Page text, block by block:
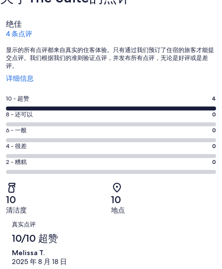
点
评
绝佳
4 条点评
显示的所有点评都来自真实的住客体验。只有通过我们预订了住宿的旅客才能提
交点评。我们根据我们的准则验证点评，并发布所有点评，无论是好评或是差
评。
详细信息
在
窗
口
中
打
开
10
分
-
超
赞。
4
条
好
评，
共
有
条
点
评
10 - 超赞 4
8
分
-
还
可
以。
条
好
评，
共
有
条
点
8 - 还可以 0
6
分
-
一
般。
0
条
好
评，
共
有
条
6 - 一般 0
4
分
-
差。
0
条
好
评，
有
4 - 很差 0
2
分
-
糟
糕。
0
条
好
评，
共
2 - 糟糕 0
10
清洁度
10
地点
点
评
真实点评
10/10 超赞
Melissa T.
2025 年 8 月 18 日